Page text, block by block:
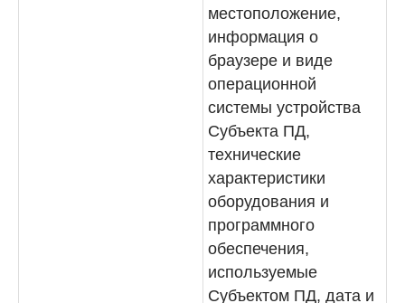
местоположение,
информация о
браузере и виде
операционной
системы устройства
Субъекта ПД,
технические
характеристики
оборудования и
программного
обеспечения,
используемые
Субъектом ПД, дата и